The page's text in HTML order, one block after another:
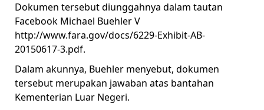
Dokumen tersebut diunggahnya dalam tautan
Facebook Michael Buehler V
http://www.fara.gov/docs/6229-Exhibit-AB-
20150617-3.pdf.
Dalam akunnya, Buehler menyebut, dokumen
tersebut merupakan jawaban atas bantahan
Kementerian Luar Negeri.